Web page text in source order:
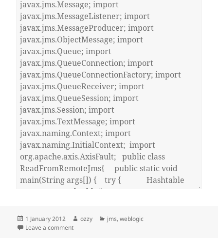
Posted
on
1 January 2012 Author
ozzy Categories
jms,weblogic
Leave a commenton publishing and reading from jms